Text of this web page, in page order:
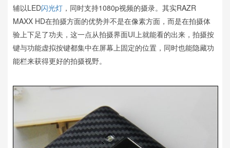
辅以LED闪光灯 ，同时支持1080p视频的摄录。其实RAZR
MAXX HD在拍摄方面的优势并不是在像素方面，而是在拍摄体
验上下足了功夫，这一点从拍摄界面UI上就能看的出来，拍摄按
键与功能虚拟按键都集中在屏幕上固定的位置，同时也能隐藏功
能栏来获得更好的拍摄视野。